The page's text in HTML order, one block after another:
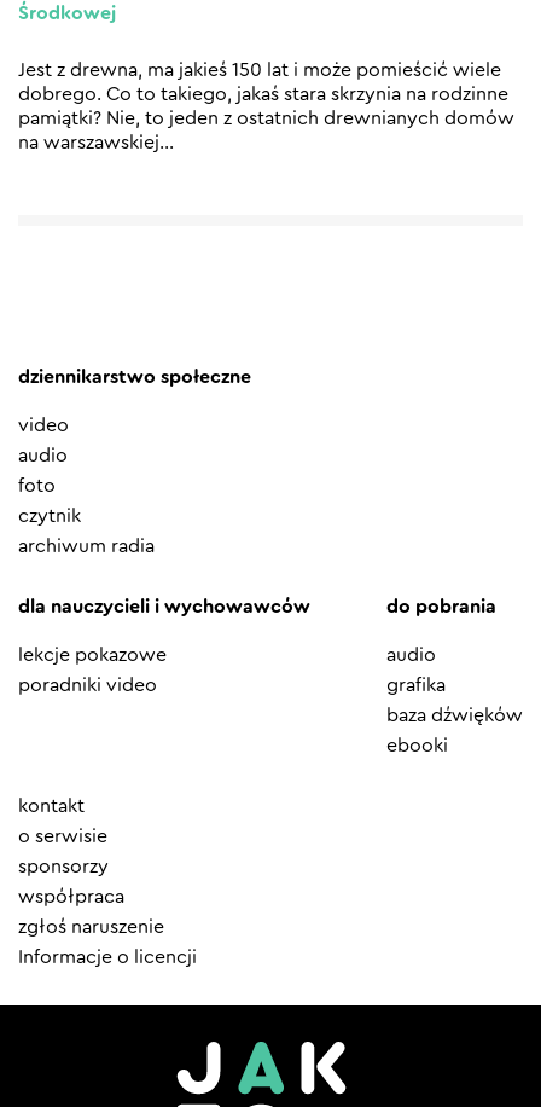
Środkowej
Jest z drewna, ma jakieś 150 lat i może pomieścić wiele
dobrego. Co to takiego, jakaś stara skrzynia na rodzinne
pamiątki? Nie, to jeden z ostatnich drewnianych domów
na warszawskiej…
dziennikarstwo społeczne
video
audio
foto
czytnik
archiwum radia
dla nauczycieli i wychowawców
lekcje pokazowe
poradniki video
do pobrania
audio
grafika
baza dźwięków
ebooki
Element
menu
kontakt
o serwisie
sponsorzy
współpraca
zgłoś naruszenie
Informacje o licencji